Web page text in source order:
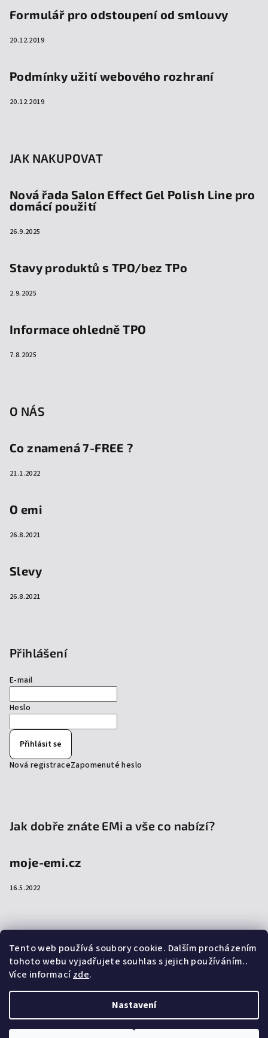
Tento web používá soubory cookie. Dalším procházením
tohoto webu vyjadřujete souhlas s jejich používáním..
Více informacízde.
Nastavení
Formulář pro odstoupení od smlouvy
20.12.2019
Podmínky užití webového rozhraní
20.12.2019
JAK NAKUPOVAT
Nová řada Salon Effect Gel Polish Line pro
domácí použití
26.9.2025
Stavy produktů s TPO/bez TPo
2.9.2025
Informace ohledně TPO
7.8.2025
O NÁS
Co znamená 7-FREE ?
21.1.2022
O emi
26.8.2021
Slevy
26.8.2021
Přihlášení
E-mail
Heslo
Přihlásit se
Nová registraceZapomenuté heslo
Jak dobře znáte EMi a vše co nabízí?
moje-emi.cz
16.5.2022
Přijímáme online platby
Upravit nastavení cookies